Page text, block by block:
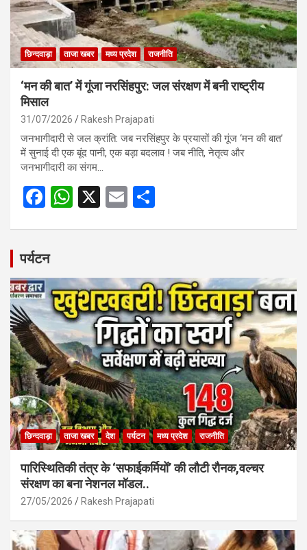
छिन्दवाड़ा ताजा खबर मध्य प्रदेश राजनीति
‘मन की बात’ में गूंजा नरसिंहपुर: जल संरक्षण में बनी राष्ट्रीय
मिसाल
31/07/2026 Rakesh Prajapati
जनभागीदारी से जल क्रांति: जब नरसिंहपुर के प्रयासों की गूंज ‘मन की बात’
में सुनाई दी एक बूंद पानी, एक बड़ा बदलाव ! जब नीति, नेतृत्व और
जनभागीदारी का संगम…
F
b
o
o
k
W
A
p
p
X
E
पर्यटन
छिन्दवाड़ा ताजा खबर देश पर्यटन मध्य प्रदेश राजनीति
पारिस्थितिकी तंत्र के ‘सफाईकर्मियों’ की लौटी रौनक,वल्चर
संरक्षण का बना नेशनल मॉडल..
27/05/2026 Rakesh Prajapati